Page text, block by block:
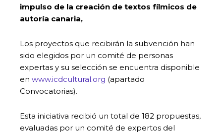
impulso de la creación de textos fílmicos de
autoría canaria,
Los proyectos que recibirán la subvención han
sido elegidos por un comité de personas
expertas y su selección se encuentra disponible
en www.icdcultural.org (apartado
Convocatorias).
Esta iniciativa recibió un total de 182 propuestas,
evaluadas por un comité de expertos del